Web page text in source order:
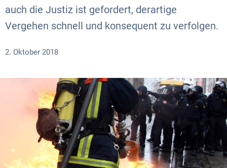
auch die Justiz ist gefordert, derartige
Vergehen schnell und konsequent zu verfolgen.
2. Oktober 2018